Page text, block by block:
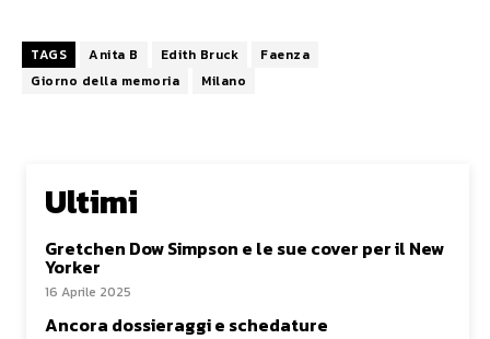
TAGS Anita B Edith Bruck
Faenza
Giorno della memoria
Milano
Ultimi
Gretchen Dow Simpson e le sue cover per il New
Yorker
16 Aprile 2025
Ancora dossieraggi e schedature